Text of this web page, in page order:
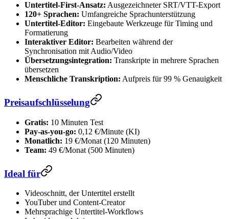
Untertitel-First-Ansatz: Ausgezeichneter SRT/VTT-Export
120+ Sprachen: Umfangreiche Sprachunterstützung
Untertitel-Editor: Eingebaute Werkzeuge für Timing und
Formatierung
Interaktiver Editor: Bearbeiten während der
Synchronisation mit Audio/Video
Übersetzungsintegration: Transkripte in mehrere Sprachen
übersetzen
Menschliche Transkription: Aufpreis für 99 % Genauigkeit
Preisaufschlüsselung
Gratis: 10 Minuten Test
Pay-as-you-go: 0,12 €/Minute (KI)
Monatlich: 19 €/Monat (120 Minuten)
Team: 49 €/Monat (500 Minuten)
Ideal für
Videoschnitt, der Untertitel erstellt
YouTuber und Content-Creator
Mehrsprachige Untertitel-Workflows